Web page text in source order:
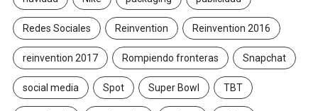
Redes Sociales Reinvention Reinvention 2016
reinvention 2017 Rompiendo fronteras Snapchat
social media Spot Super Bowl TBT